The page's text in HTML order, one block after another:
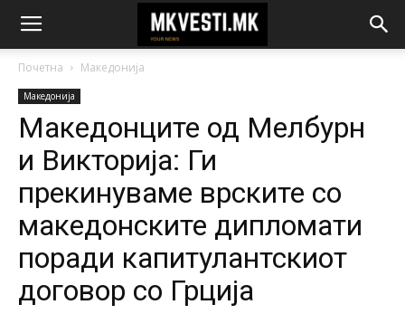
Почетна Македонија
Македонија
Maкедонците од Мелбурн
и Викторија: Ги
прекинуваме врските со
македонските дипломати
поради капитулантскиот
договор со Грција